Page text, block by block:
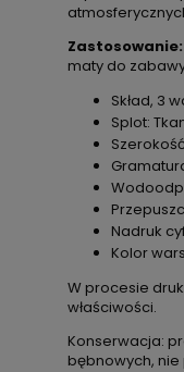
Zastosowanie:
maty do
Skład, 3
Splot:
Nadruk
Kolor
W procesie
właściwości.
Konserwacja:
bębnowych,